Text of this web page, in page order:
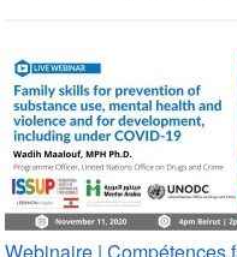
Webinaire | Compétences